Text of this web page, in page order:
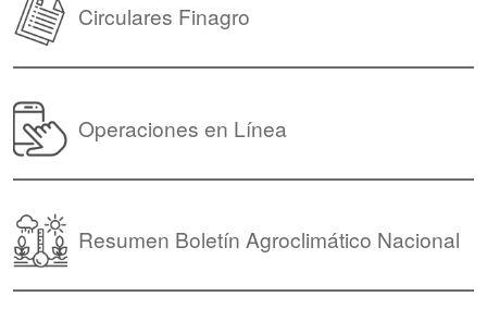
Circulares Finagro
Operaciones en Línea
Resumen Boletín Agroclimático Nacional